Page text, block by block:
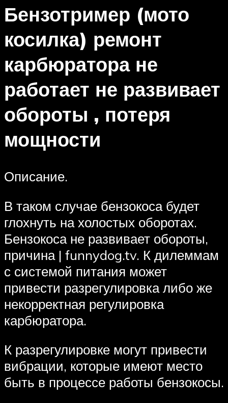
Бензотример (мото
косилка) ремонт
карбюратора не
работает не развивает
обороты , потеря
мощности
Описание.
В таком случае бензокоса будет
глохнуть на холостых оборотах.
Бензокоса не развивает обороты,
причина | funnydog.tv. К дилеммам
с системой питания может
привести разрегулировка либо же
некорректная регулировка
карбюратора.
К разрегулировке могут привести
вибрации, которые имеют место
быть в процессе работы бензокосы.